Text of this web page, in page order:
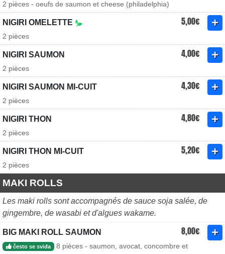
2 pièces - oeufs de saumon et cheese (philadelphia)
NIGIRI OMELETTE 5,00€
2 pièces
NIGIRI SAUMON 4,00€
2 pièces
NIGIRI SAUMON MI-CUIT 4,30€
2 pièces
NIGIRI THON 4,80€
2 pièces
NIGIRI THON MI-CUIT 5,20€
2 pièces
MAKI ROLLS
Les maki rolls sont accompagnés de sauce soja salée, de
gingembre, de wasabi et d'algues wakame.
BIG MAKI ROLL SAUMON 8,00€
često se sviđa
8 pièces - saumon, avocat, concombre et